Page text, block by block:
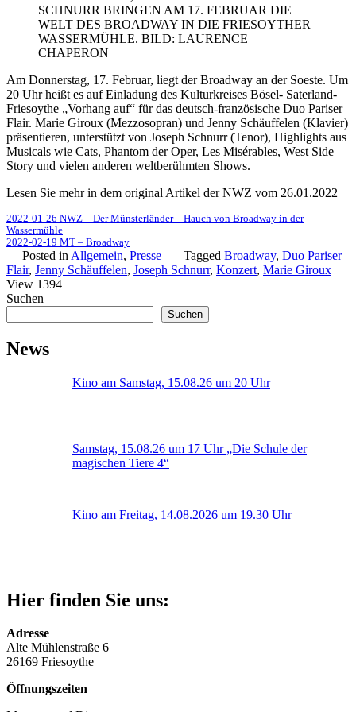
SCHNURR BRINGEN AM 17. FEBRUAR DIE
WELT DES BROADWAY IN DIE FRIESOYTHER
WASSERMÜHLE. BILD: LAURENCE
CHAPERON
Am Donnerstag, 17. Februar, liegt der Broadway an der Soeste. Um
20 Uhr heißt es auf Einladung des Kulturkreises Bösel- Saterland-
Friesoythe „Vorhang auf“ für das deutsch-französische Duo Pariser
Flair. Marie Giroux (Mezzosopran) und Jenny Schäuffelen (Klavier)
präsentieren, unterstützt von Joseph Schnurr (Tenor), Highlights aus
Musicals wie Cats, Phantom der Oper, Les Misérables, West Side
Story und vielen anderen weltberühmten Shows.
Lesen Sie mehr in dem original Artikel der NWZ vom 26.01.2022
2022-01-26 NWZ – Der Münsterländer – Hauch von Broadway in der
Wassermühle
2022-02-19 MT – Broadway
Posted in Allgemein, Presse Tagged Broadway, Duo Pariser
Flair, Jenny Schäuffelen, Joseph Schnurr, Konzert, Marie Giroux
View 1394
Suchen
Suchen
News
Kino am Samstag, 15.08.26 um 20 Uhr
Samstag, 15.08.26 um 17 Uhr „Die Schule der
magischen Tiere 4“
Kino am Freitag, 14.08.2026 um 19.30 Uhr
Hier finden Sie uns:
Adresse
Alte Mühlenstraße 6
26169 Friesoythe
Öffnungszeiten